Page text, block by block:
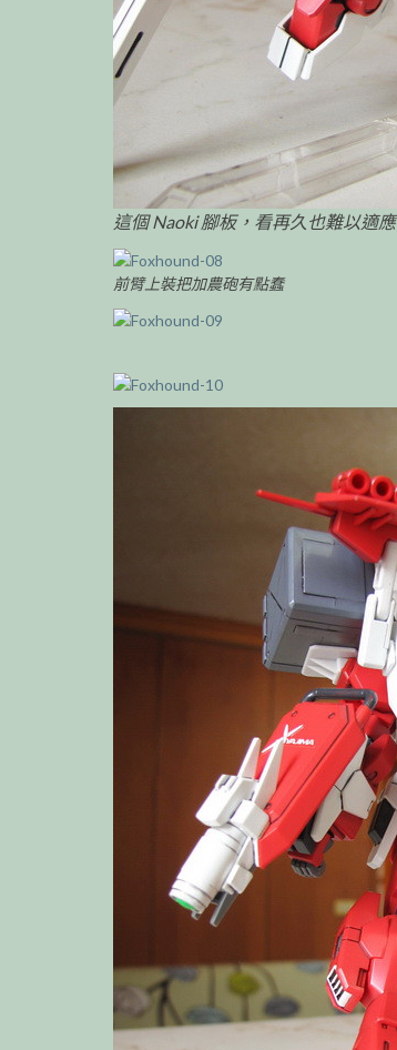
這個 Naoki 腳板，看再久也難以適應
前臂上裝把加農砲有點蠢